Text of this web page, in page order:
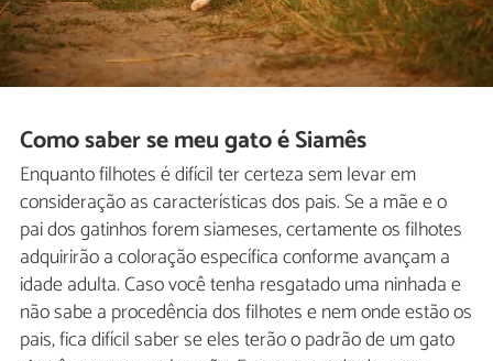
Como saber se meu gato é Siamês
Enquanto filhotes é difícil ter certeza sem levar em
consideração as características dos pais. Se a mãe e o
pai dos gatinhos forem siameses, certamente os filhotes
adquirirão a coloração específica conforme avançam a
idade adulta. Caso você tenha resgatado uma ninhada e
não sabe a procedência dos filhotes e nem onde estão os
pais, fica difícil saber se eles terão o padrão de um gato